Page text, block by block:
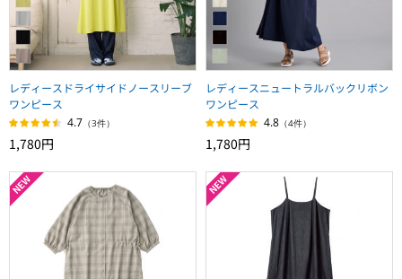
レディースドライサイドノースリーブ
ワンピース
4.7 （3件）
1,780円
レディースニュートラルバックリボン
ワンピース
4.8 （4件）
1,780円